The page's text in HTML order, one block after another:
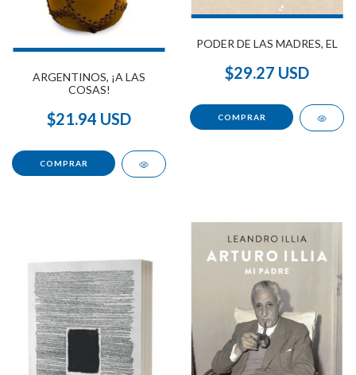
ARGENTINOS, ¡A LAS
COSAS!
$21.94 USD
PODER DE LAS MADRES, EL
$29.27 USD